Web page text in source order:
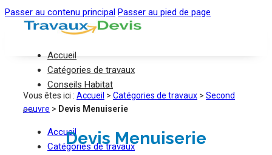
Passer au contenu principal Passer au pied de page
Accueil
Catégories de travaux
Conseils Habitat
Accueil
Catégories de travaux
Vous êtes ici : Accueil > Catégories de travaux > Second
oeuvre > Devis Menuiserie
Devis Menuiserie